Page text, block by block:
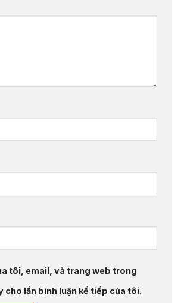
tôi, email, và trang web trong
cho lần bình luận kế tiếp của tôi.